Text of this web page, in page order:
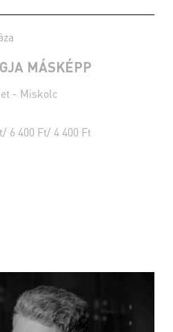
MÁSKÉPP
- Miskolc
6 400 Ft/ 4 400 Ft